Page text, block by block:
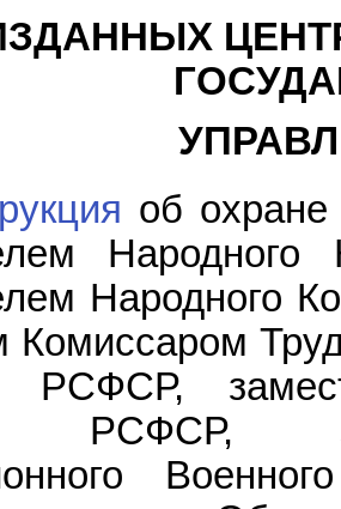
об
Народного
Комиссаром
РСФСР,
РСФСР,